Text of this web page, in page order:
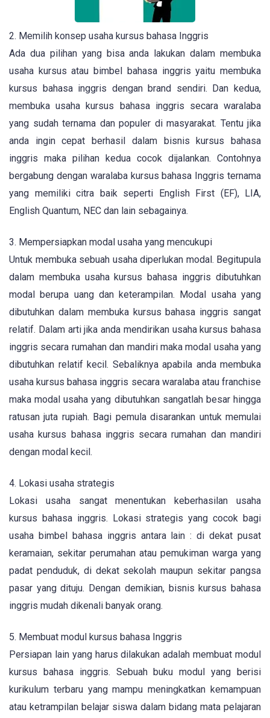
2. Memilih konsep usaha kursus bahasa Inggris
Ada dua pilihan yang bisa anda lakukan dalam membuka
usaha kursus atau bimbel bahasa inggris yaitu membuka
kursus bahasa inggris dengan brand sendiri. Dan kedua,
membuka usaha kursus bahasa inggris secara waralaba
yang sudah ternama dan populer di masyarakat. Tentu jika
anda ingin cepat berhasil dalam bisnis kursus bahasa
inggris maka pilihan kedua cocok dijalankan. Contohnya
bergabung dengan waralaba kursus bahasa Inggris ternama
yang memiliki citra baik seperti English First (EF), LIA,
English Quantum, NEC dan lain sebagainya.
3. Mempersiapkan modal usaha yang mencukupi
Untuk membuka sebuah usaha diperlukan modal. Begitupula
dalam membuka usaha kursus bahasa inggris dibutuhkan
modal berupa uang dan keterampilan. Modal usaha yang
dibutuhkan dalam membuka kursus bahasa inggris sangat
relatif. Dalam arti jika anda mendirikan usaha kursus bahasa
inggris secara rumahan dan mandiri maka modal usaha yang
dibutuhkan relatif kecil. Sebaliknya apabila anda membuka
usaha kursus bahasa inggris secara waralaba atau franchise
maka modal usaha yang dibutuhkan sangatlah besar hingga
ratusan juta rupiah. Bagi pemula disarankan untuk memulai
usaha kursus bahasa inggris secara rumahan dan mandiri
dengan modal kecil.
4. Lokasi usaha strategis
Lokasi usaha sangat menentukan keberhasilan usaha
kursus bahasa inggris. Lokasi strategis yang cocok bagi
usaha bimbel bahasa inggris antara lain : di dekat pusat
keramaian, sekitar perumahan atau pemukiman warga yang
padat penduduk, di dekat sekolah maupun sekitar pangsa
pasar yang dituju. Dengan demikian, bisnis kursus bahasa
inggris mudah dikenali banyak orang.
5. Membuat modul kursus bahasa Inggris
Persiapan lain yang harus dilakukan adalah membuat modul
kursus bahasa inggris. Sebuah buku modul yang berisi
kurikulum terbaru yang mampu meningkatkan kemampuan
atau ketrampilan belajar siswa dalam bidang mata pelajaran